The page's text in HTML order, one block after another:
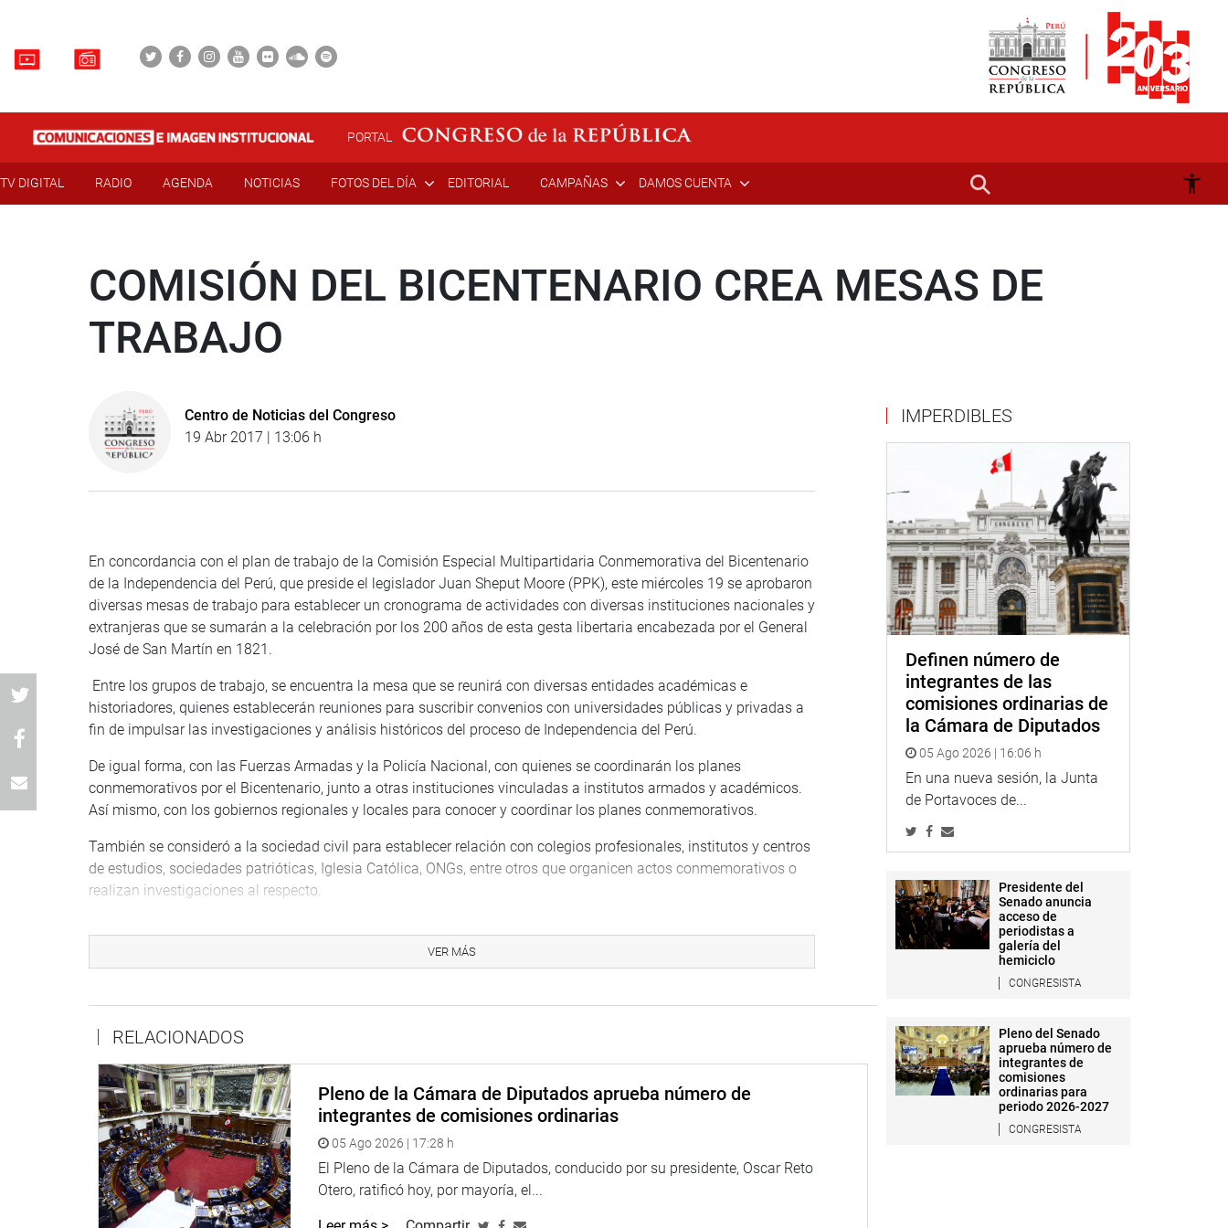
PORTAL
TV DIGITAL RADIO AGENDA NOTICIAS FOTOS DEL DÍA EDITORIAL CAMPAÑAS DAMOS CUENTA
COMISIÓN DEL BICENTENARIO CREA MESAS DE
TRABAJO
Centro de Noticias del Congreso
19 Abr 2017 | 13:06 h
En concordancia con el plan de trabajo de la Comisión Especial Multipartidaria Conmemorativa del Bicentenario
de la Independencia del Perú, que preside el legislador Juan Sheput Moore (PPK), este miércoles 19 se aprobaron
diversas mesas de trabajo para establecer un cronograma de actividades con diversas instituciones nacionales y
extranjeras que se sumarán a la celebración por los 200 años de esta gesta libertaria encabezada por el General
José de San Martín en 1821.
Entre los grupos de trabajo, se encuentra la mesa que se reunirá con diversas entidades académicas e
historiadores, quienes establecerán reuniones para suscribir convenios con universidades públicas y privadas a
fin de impulsar las investigaciones y análisis históricos del proceso de Independencia del Perú.
De igual forma, con las Fuerzas Armadas y la Policía Nacional, con quienes se coordinarán los planes
conmemorativos por el Bicentenario, junto a otras instituciones vinculadas a institutos armados y académicos.
Así mismo, con los gobiernos regionales y locales para conocer y coordinar los planes conmemorativos.
También se consideró a la sociedad civil para establecer relación con colegios profesionales, institutos y centros
de estudios, sociedades patrióticas, Iglesia Católica, ONGs, entre otros que organicen actos conmemorativos o
realizan investigaciones al respecto.
en Hispanoamérica, que hayan celebrado o conmemorado sus bicentenarios. De igual forma, el impulso de
espacios académicos parlamentarios y políticos para retomar la reflexión histórica y política sobre la influencia
“Estamos trabajando de acuerdo a nuestro plan establecido y contamos con el apoyo de la presidenta del
Congreso, Luz Salgado. Hay actividades de suma importancia que nos permitirá abrir espacios en diversas
instituciones del Estado y la sociedad civil para hacer conocer nuestras actividades y alentar la participación de
todos en nuestro Bicentenario de la Independencia del Perú”, manifestó el congresista Juan Sheput.
Participaron de la reunión los legisladores Miguel Torres Morales (FP), Edwin Donayre Gotzch (APP), Edyson
Morales Ramírez (FA), entre otros representantes quienes hicieron llegar sus aportes y puntos de vista sobre el
trabajo de esta Comisión Especial Multipartidaria del Bicentenario. (FAA).
VER MÁS
RELACIONADOS
Pleno de la Cámara de Diputados aprueba número de
integrantes de comisiones ordinarias
05 Ago 2026 | 17:28 h
El Pleno de la Cámara de Diputados, conducido por su presidente, Oscar Reto
Otero, ratificó hoy, por mayoría, el...
IMPERDIBLES
Definen número de
integrantes de las
comisiones ordinarias de
la Cámara de Diputados
05 Ago 2026 | 16:06 h
En una nueva sesión, la Junta
de Portavoces de...
Presidente del
Senado anuncia
acceso de
periodistas a
galería del
hemiciclo
CONGRESISTA
Pleno del Senado
aprueba número de
integrantes de
comisiones
ordinarias para
periodo 2026-2027
CONGRESISTA